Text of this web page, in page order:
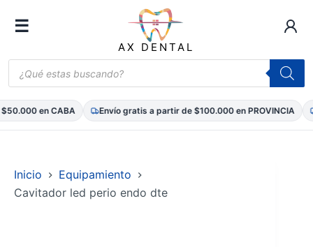
☰
AX DENTAL
Búsqueda
de
productos
en CABA Envío gratis a partir de $100.000 en PROVINCIA
contenido
Inicio
Equipamiento
Cavitador led perio endo dte